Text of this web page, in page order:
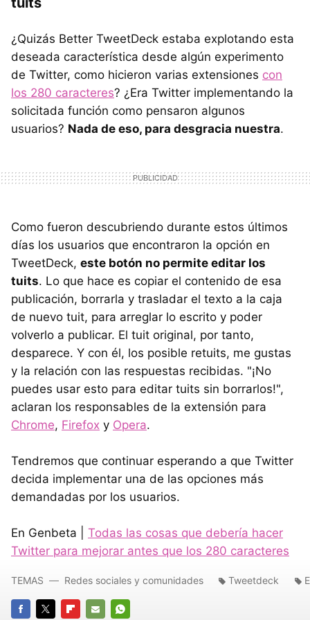
¿Quizás Better TweetDeck estaba explotando esta
deseada característica desde algún experimento
de Twitter, como hicieron varias extensiones con
los 280 caracteres? ¿Era Twitter implementando la
solicitada función como pensaron algunos
usuarios? Nada de eso, para desgracia nuestra.
Como fueron descubriendo durante estos últimos
días los usuarios que encontraron la opción en
TweetDeck, este botón no permite editar los
tuits. Lo que hace es copiar el contenido de esa
publicación, borrarla y trasladar el texto a la caja
de nuevo tuit, para arreglar lo escrito y poder
volverlo a publicar. El tuit original, por tanto,
desparece. Y con él, los posible retuits, me gustas
y la relación con las respuestas recibidas. "¡No
puedes usar esto para editar tuits sin borrarlos!",
aclaran los responsables de la extensión para
Chrome, Firefox y Opera.
Tendremos que continuar esperando a que Twitter
decida implementar una de las opciones más
demandadas por los usuarios.
En Genbeta | Todas las cosas que debería hacer
Twitter para mejorar antes que los 280 caracteres
TEMAS Redes sociales y comunidades Tweetdeck